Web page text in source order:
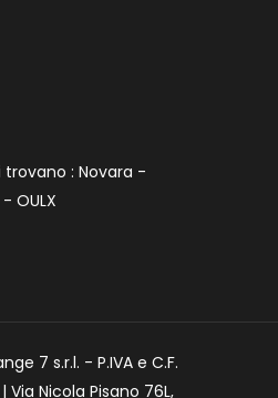
trovano : Novara -
OULX
7 s.r.l. - P.IVA e C.F.
Nicola Pisano 76L,